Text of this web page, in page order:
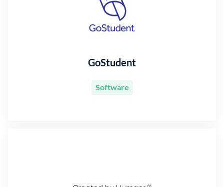
GoStudent
Software